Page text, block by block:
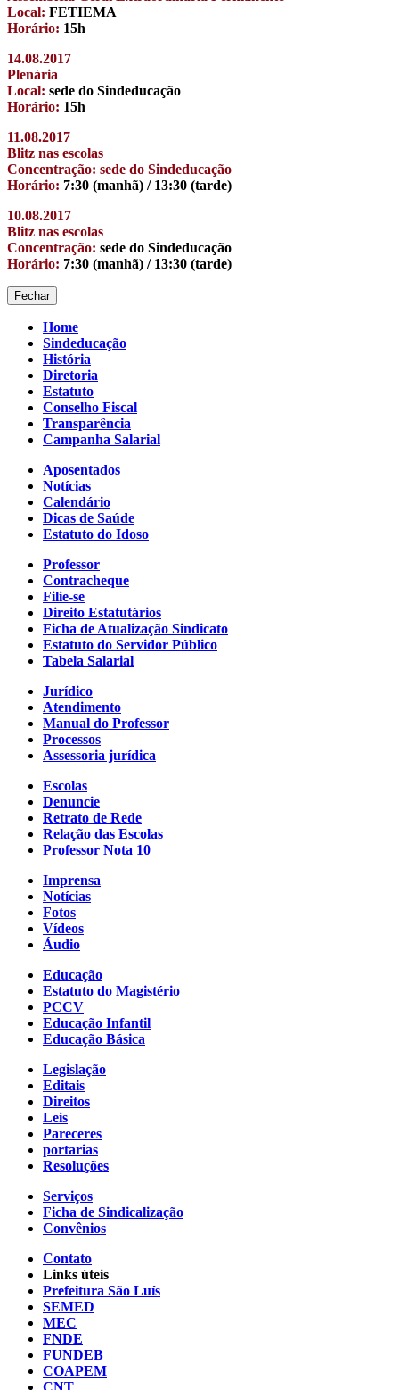
Local: FETIEMA
Horário: 15h
14.08.2017
Plenária
Local: sede do Sindeducação
Horário: 15h
11.08.2017
Blitz nas escolas
Concentração: sede do Sindeducação
Horário: 7:30 (manhã) / 13:30 (tarde)
10.08.2017
Blitz nas escolas
Concentração: sede do Sindeducação
Horário: 7:30 (manhã) / 13:30 (tarde)
Fechar
Home
Sindeducação
História
Diretoria
Estatuto
Conselho Fiscal
Transparência
Campanha Salarial
Aposentados
Notícias
Calendário
Dicas de Saúde
Estatuto do Idoso
Professor
Contracheque
Filie-se
Direito Estatutários
Ficha de Atualização Sindicato
Estatuto do Servidor Público
Tabela Salarial
Jurídico
Atendimento
Manual do Professor
Processos
Assessoria jurídica
Escolas
Denuncie
Retrato de Rede
Relação das Escolas
Professor Nota 10
Imprensa
Notícias
Fotos
Vídeos
Áudio
Educação
Estatuto do Magistério
PCCV
Educação Infantil
Educação Básica
Legislação
Editais
Direitos
Leis
Pareceres
portarias
Resoluções
Serviços
Ficha de Sindicalização
Convênios
Contato
Links úteis
Prefeitura São Luís
SEMED
MEC
FNDE
FUNDEB
COAPEM